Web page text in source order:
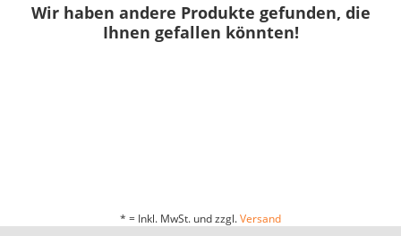
Wir haben andere Produkte gefunden, die
Ihnen gefallen könnten!
* = Inkl. MwSt. und zzgl.Versand